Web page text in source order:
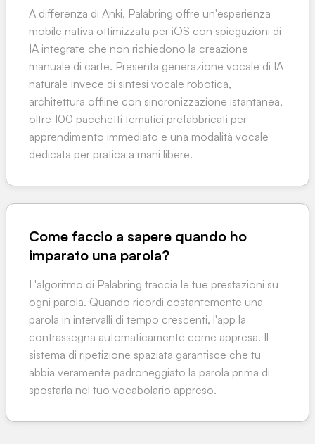
A differenza di Anki, Palabring offre un'esperienza
mobile nativa ottimizzata per iOS con spiegazioni di
IA integrate che non richiedono la creazione
manuale di carte. Presenta generazione vocale di IA
naturale invece di sintesi vocale robotica,
architettura offline con sincronizzazione istantanea,
oltre 100 pacchetti tematici prefabbricati per
apprendimento immediato e una modalità vocale
dedicata per pratica a mani libere.
Come faccio a sapere quando ho
imparato una parola?
L'algoritmo di Palabring traccia le tue prestazioni su
ogni parola. Quando ricordi costantemente una
parola in intervalli di tempo crescenti, l'app la
contrassegna automaticamente come appresa. Il
sistema di ripetizione spaziata garantisce che tu
abbia veramente padroneggiato la parola prima di
spostarla nel tuo vocabolario appreso.